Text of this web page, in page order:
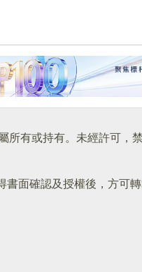
有或持有。未經許可，禁
書面確認及授權後，方可轉